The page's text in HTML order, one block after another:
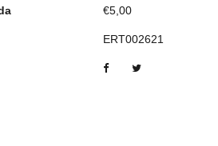
€5,00
ERT002621